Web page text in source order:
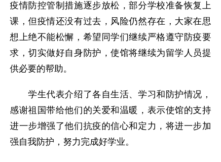
疫情防控管制措施逐步放松，部分学校准备恢复上
课，但疫情还没有过去，风险仍然存在，大家在思
想上绝不能松懈，希望同学们继续严格遵守防疫要
求，切实做好自身防护，使馆将继续为留学人员提
供必要的帮助。
学生代表介绍了各自生活、学习和防护情况，
感谢祖国带给他们的关爱和温暖，表示使馆的支持
进一步增强了他们抗疫的信心和定力，将进一步加
强自我防护，努力完成好学业。